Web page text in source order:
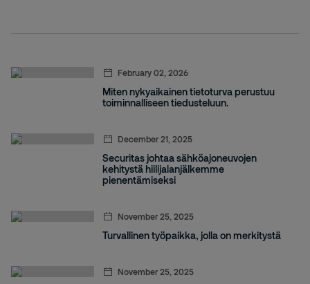
February 02, 2026
Miten nykyaikainen tietoturva perustuu
toiminnalliseen tiedusteluun.
December 21, 2025
Securitas johtaa sähköajoneuvojen
kehitystä hiilijalanjälkemme
pienentämiseksi
November 25, 2025
Turvallinen työpaikka, jolla on merkitystä
November 25, 2025